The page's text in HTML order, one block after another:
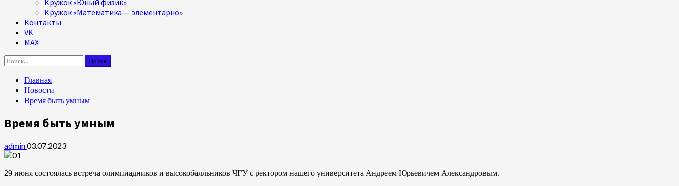
Кружок «Юный физик»
Кружок «Математика — элементарно»
Контакты
VK
MAX
Найти:
Главная
Новости
Время быть умным
Время быть умным
admin03.07.2023
29 июня состоялась встреча олимпиадников и высокобалльников ЧГУ с ректором нашего университета Андреем Юрьевичем Александровым.